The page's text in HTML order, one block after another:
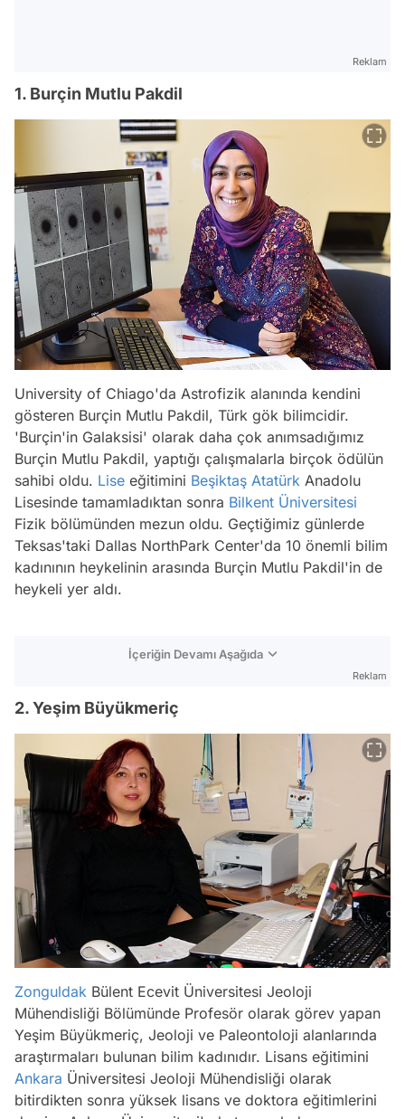
Reklam
1. Burçin Mutlu Pakdil
University of Chiago'da Astrofizik alanında kendini
gösteren Burçin Mutlu Pakdil, Türk gök bilimcidir.
'Burçin'in Galaksisi' olarak daha çok anımsadığımız
Burçin Mutlu Pakdil, yaptığı çalışmalarla birçok ödülün
sahibi oldu. Lise eğitimini Beşiktaş Atatürk Anadolu
Lisesinde tamamladıktan sonra Bilkent Üniversitesi
Fizik bölümünden mezun oldu. Geçtiğimiz günlerde
Teksas'taki Dallas NorthPark Center'da 10 önemli bilim
kadınının heykelinin arasında Burçin Mutlu Pakdil'in de
heykeli yer aldı.
İçeriğin Devamı Aşağıda
Reklam
2. Yeşim Büyükmeriç
Zonguldak Bülent Ecevit Üniversitesi Jeoloji
Mühendisliği Bölümünde Profesör olarak görev yapan
Yeşim Büyükmeriç, Jeoloji ve Paleontoloji alanlarında
araştırmaları bulunan bilim kadınıdır. Lisans eğitimini
Ankara Üniversitesi Jeoloji Mühendisliği olarak
bitirdikten sonra yüksek lisans ve doktora eğitimlerini